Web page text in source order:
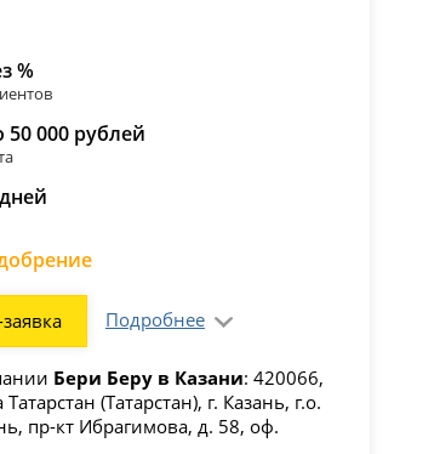
%
50 000 рублей
Подробнее
Бери Беру в Казани: 420066,
(Татарстан), г. Казань, г.о.
пр-кт Ибрагимова, д. 58, оф.